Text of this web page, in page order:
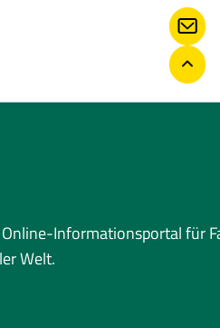
Informationsportal für
Welt.